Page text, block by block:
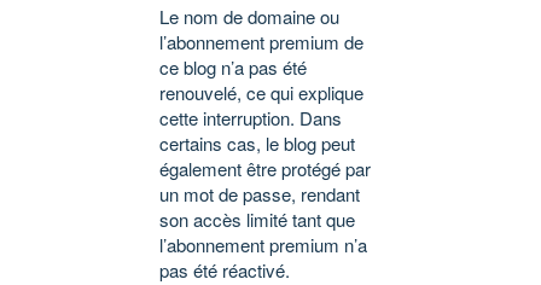
Le nom de domaine ou
l’abonnement premium de
ce blog n’a pas été
renouvelé, ce qui explique
cette interruption. Dans
certains cas, le blog peut
également être protégé par
un mot de passe, rendant
son accès limité tant que
l’abonnement premium n’a
pas été réactivé.